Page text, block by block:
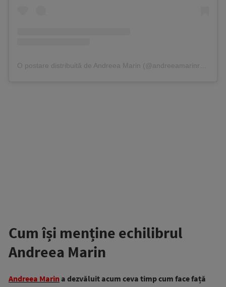
Cum își menține echilibrul
Andreea Marin
Andreea Marin a dezvăluit acum ceva timp cum face față